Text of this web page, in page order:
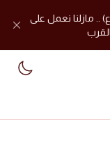
.. مازلنا نعمل على